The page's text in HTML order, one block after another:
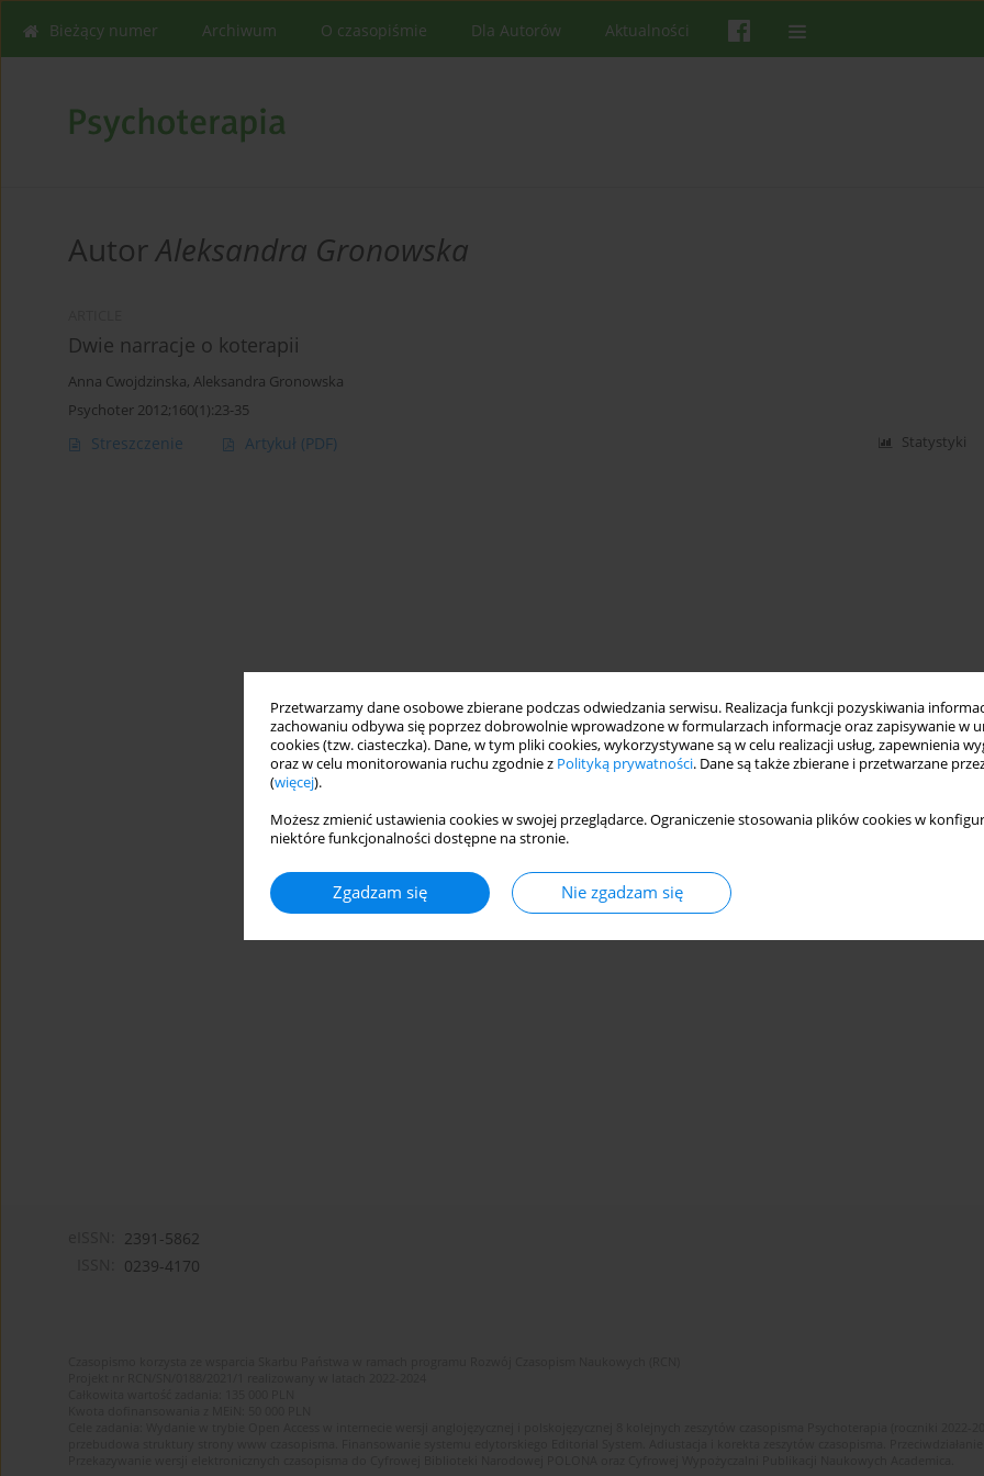
Przetwarzamy dane osobowe zbierane podczas odwiedzania serwisu. Realizacja funkcji pozyskiwania
zachowaniu odbywa się poprzez dobrowolnie wprowadzone w formularzach informacje oraz zapisywanie w
cookies (tzw. ciasteczka). Dane, w tym pliki cookies, wykorzystywane są w celu realizacji usług, zapewnienia
oraz w celu monitorowania ruchu zgodnie z Polityką prywatności. Dane są także zbierane i przetwarzane
(więcej).
Możesz zmienić ustawienia cookies w swojej przeglądarce. Ograniczenie stosowania plików cookies w
niektóre funkcjonalności dostępne na stronie.
Zgadzam się Nie zgadzam się
Bieżący numer Archiwum O czasopiśmie Dla Autorów Aktualności
AutorAleksandra Gronowska
Dwie narracje o koterapii
Anna Cwojdzinska, Aleksandra Gronowska
Psychoter 2012;160(1):23-35
Streszczenie Artykuł (PDF) Statystyki
2391-5862
0239-4170